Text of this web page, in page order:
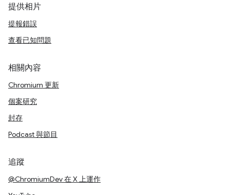
提供相片
提報錯誤
查看已知問題
相關內容
Chromium 更新
個案研究
封存
Podcast 與節目
追蹤
@ChromiumDev 在 X 上運作